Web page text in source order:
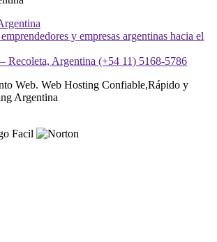
y empresas argentinas hacia el
Recoleta, Argentina (+54 11) 5168-5786
Web. Web Hosting Confiable,Rápido y
Argentina